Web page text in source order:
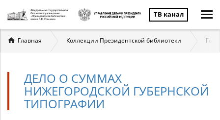
ТВ канал
Вы
здесь
Главная Коллекции Президентской библиотеки
ДЕЛО О СУММАХ
НИЖЕГОРОДСКОЙ ГУБЕРНСКОЙ
ТИПОГРАФИИ